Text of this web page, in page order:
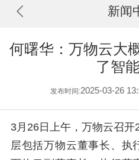
新闻
何曙华：万物云大
了智
发布时间:2025-03-26
3月26日上午，万物云召
层包括万物云董事长、执